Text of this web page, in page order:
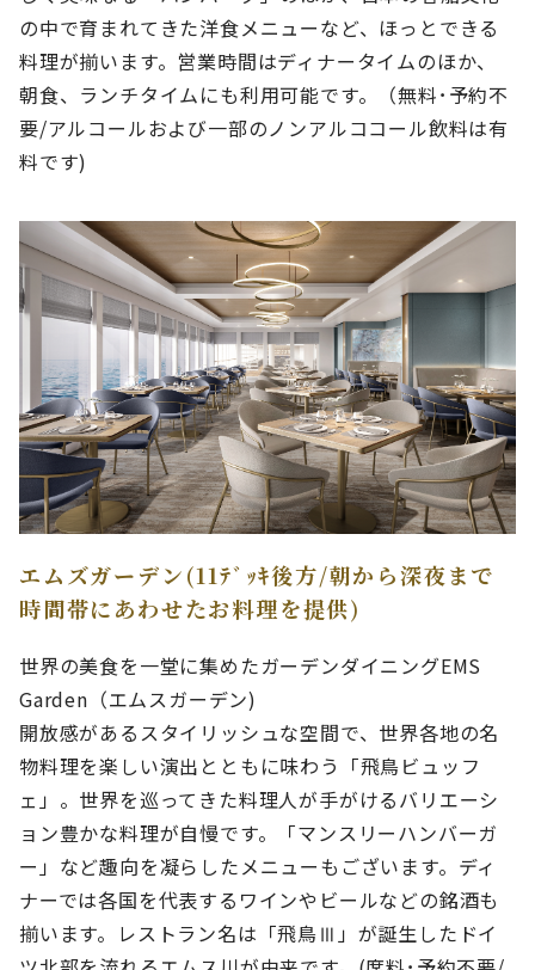
の中で育まれてきた洋食メニューなど、ほっとできる
料理が揃います。営業時間はディナータイムのほか、
朝食、ランチタイムにも利用可能です。（無料･予約不
要/アルコールおよび一部のノンアルココール飲料は有
料です)
エムズガーデン(11ﾃﾞｯｷ後方/朝から深夜まで
時間帯にあわせたお料理を提供)
世界の美食を一堂に集めたガーデンダイニングEMS
Garden（エムスガーデン)
開放感があるスタイリッシュな空間で、世界各地の名
物料理を楽しい演出とともに味わう「飛鳥ビュッフ
ェ」。世界を巡ってきた料理人が手がけるバリエーシ
ョン豊かな料理が自慢です。「マンスリーハンバーガ
ー」など趣向を凝らしたメニューもございます。ディ
ナーでは各国を代表するワインやビールなどの銘酒も
揃います。レストラン名は「飛鳥Ⅲ」が誕生したドイ